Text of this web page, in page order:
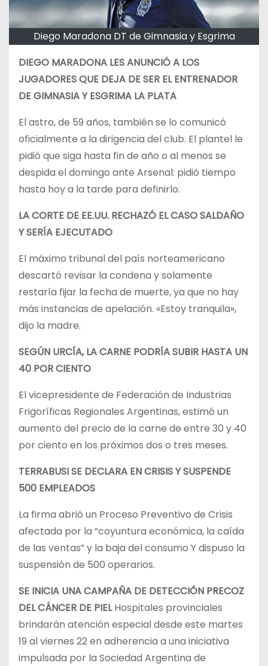
Diego Maradona DT de Gimnasia y Esgrima
DIEGO MARADONA LES ANUNCIÓ A LOS
JUGADORES QUE DEJA DE SER EL ENTRENADOR
DE GIMNASIA Y ESGRIMA LA PLATA
El astro, de 59 años, también se lo comunicó
oficialmente a la dirigencia del club. El plantel le
pidió que siga hasta fin de año o al menos se
despida el domingo ante Arsenal: pidió tiempo
hasta hoy a la tarde para definirlo.
LA CORTE DE EE.UU. RECHAZÓ EL CASO SALDAÑO
Y SERÍA EJECUTADO
El máximo tribunal del país norteamericano
descartó revisar la condena y solamente
restaría fijar la fecha de muerte, ya que no hay
más instancias de apelación. «Estoy tranquila»,
dijo la madre.
SEGÚN URCÍA, LA CARNE PODRÍA SUBIR HASTA UN
40 POR CIENTO
El vicepresidente de Federación de Industrias
Frigoríficas Regionales Argentinas, estimó un
aumento del precio de la carne de entre 30 y 40
por ciento en los próximos dos o tres meses.
TERRABUSI SE DECLARA EN CRISIS Y SUSPENDE
500 EMPLEADOS
La firma abrió un Proceso Preventivo de Crisis
afectada por la “coyuntura económica, la caída
de las ventas” y la baja del consumo Y dispuso la
suspensión de 500 operarios.
SE INICIA UNA CAMPAÑA DE DETECCIÓN PRECOZ
DEL CÁNCER DE PIELHospitales provinciales
brindarán atención especial desde este martes
19 al viernes 22 en adherencia a una iniciativa
impulsada por la Sociedad Argentina de